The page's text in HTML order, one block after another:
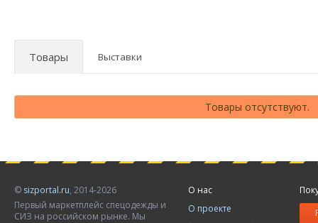
Товары Выставки
Товары отсутствуют.
© sizportal.ru, 2014-2026
Первый маркетплейс спецодежды и
СИЗ на российском рынке. Мы
О нас
О проекте